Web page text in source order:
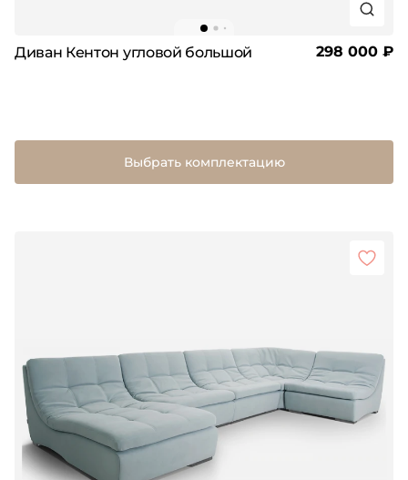
Диван Кентон угловой большой 298 000 ₽
Выбрать комплектацию